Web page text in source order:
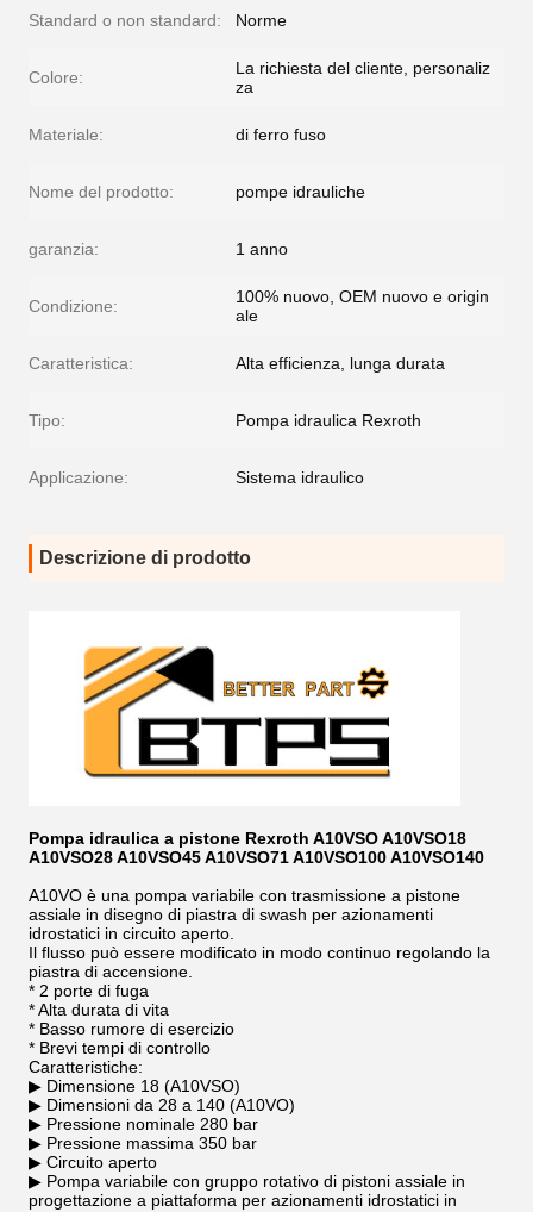
Standard o non standard: Norme
Colore:
La richiesta del cliente, personaliz
za
Materiale: di ferro fuso
Nome del prodotto: pompe idrauliche
garanzia: 1 anno
Condizione:
100% nuovo, OEM nuovo e origin
ale
Caratteristica: Alta efficienza, lunga durata
Tipo: Pompa idraulica Rexroth
Applicazione: Sistema idraulico
Descrizione di prodotto
Pompa idraulica a pistone Rexroth A10VSO A10VSO18
A10VSO28 A10VSO45 A10VSO71 A10VSO100 A10VSO140
A10VO è una pompa variabile con trasmissione a pistone
assiale in disegno di piastra di swash per azionamenti
idrostatici in circuito aperto.
Il flusso può essere modificato in modo continuo regolando la
piastra di accensione.
* 2 porte di fuga
* Alta durata di vita
* Basso rumore di esercizio
* Brevi tempi di controllo
Caratteristiche:
▶ Dimensione 18 (A10VSO)
▶ Dimensioni da 28 a 140 (A10VO)
▶ Pressione nominale 280 bar
▶ Pressione massima 350 bar
▶ Circuito aperto
▶ Pompa variabile con gruppo rotativo di pistoni assiale in
progettazione a piattaforma per azionamenti idrostatici in